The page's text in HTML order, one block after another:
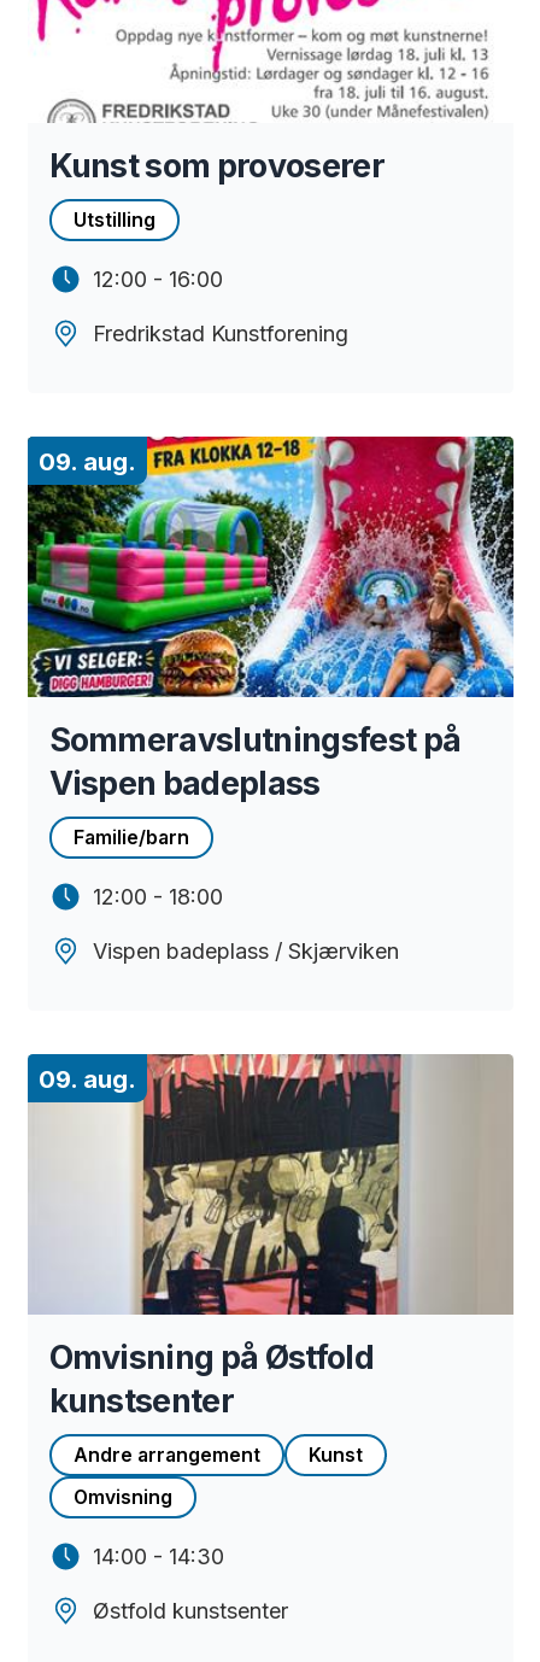
Kunst som provoserer
Utstilling
12:00 - 16:00
Fredrikstad Kunstforening
09. aug.
Sommeravslutningsfest på
Vispen badeplass
Familie/barn
12:00 - 18:00
Vispen badeplass / Skjærviken
09. aug.
Omvisning på Østfold
kunstsenter
Andre arrangement
Kunst
Omvisning
14:00 - 14:30
Østfold kunstsenter